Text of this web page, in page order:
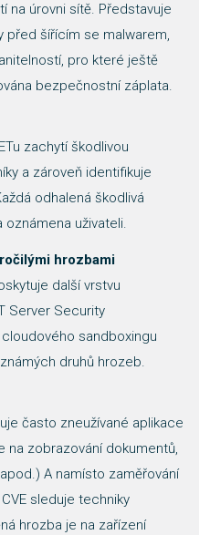
na úrovni sítě. Představuje
před šířícím se malwarem,
pro které ještě
bezpečnostní záplata.
zachytí škodlivou
a zároveň identifikuje
odhalená škodlivá
oznámena uživateli.
hrozbami
další vrstvu
Server Security
sandboxingu
druhů hrozeb.
často zneužívané aplikace
na zobrazování dokumentů,
A namísto zaměřování
sleduje techniky
hrozba je na zařízení